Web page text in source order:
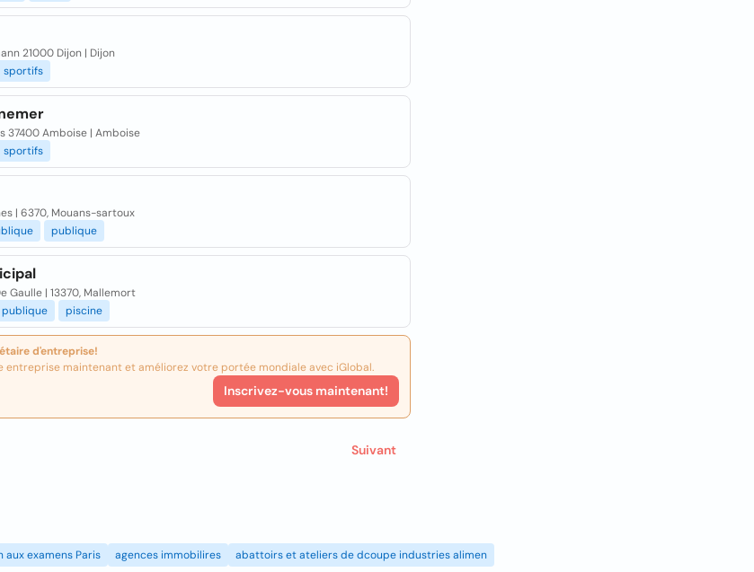
21000 Dijon | Dijon
sportifs
37400 Amboise | Amboise
sportifs
| 6370, Mouans-sartoux
publique
Gaulle | 13370, Mallemort
publique piscine
d'entreprise!
entreprise maintenant et améliorez votre portée mondiale avec iGlobal.
Inscrivez-vous maintenant!
Suivant
examens Paris agences immobilires abattoirs et ateliers de dcoupe industries alimen